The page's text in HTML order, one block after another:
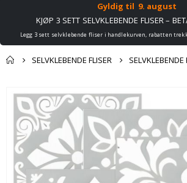
Gyldig til 9. august
KJØP 3 SETT SELVKLEBENDE FLISER –
Legg 3 sett selvklebende fliser i handlekurven, rabatten
SELVKLEBENDE FLISER SELVKLEBENDE
Andre kjøpte
produkter
Gå
slutten
bildegalleri